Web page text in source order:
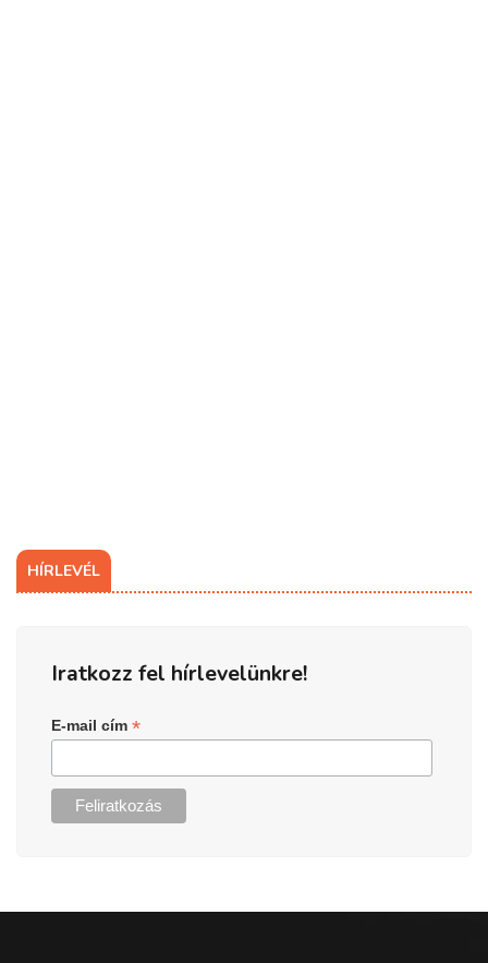
HÍRLEVÉL
Iratkozz fel hírlevelünkre!
E-mail cím*